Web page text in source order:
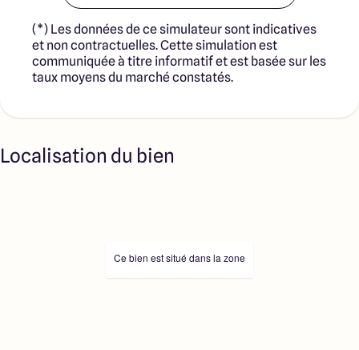
(*) Les données de ce simulateur sont indicatives
et non contractuelles. Cette simulation est
communiquée à titre informatif et est basée sur les
taux moyens du marché constatés.
Localisation du bien
Ce bien est situé dans la zone